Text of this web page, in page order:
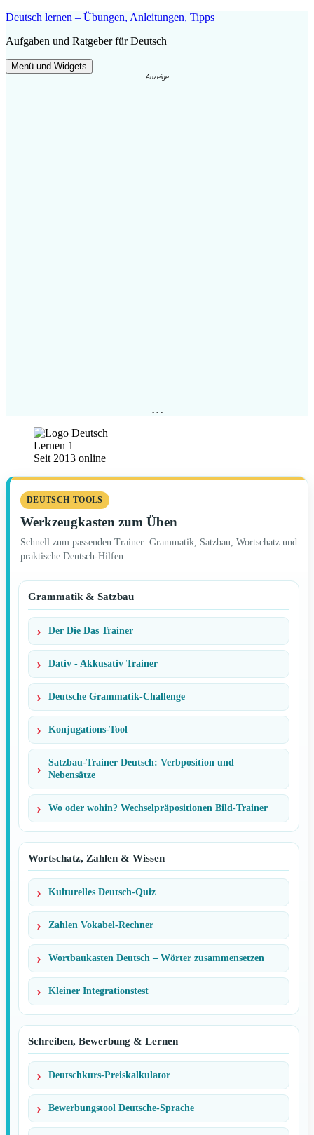
Zum
springen
Deutsch lernen – Übungen, Anleitungen, Tipps
Aufgaben und Ratgeber für Deutsch
Menü und Widgets
Seit 2013 online
DEUTSCH-TOOLS
Werkzeugkasten zum Üben
Schnell zum passenden Trainer: Grammatik, Satzbau, Wortschatz und
praktische Deutsch-Hilfen.
Grammatik & Satzbau
Der Die Das Trainer
Dativ - Akkusativ Trainer
Deutsche Grammatik-Challenge
Konjugations-Tool
Satzbau-Trainer Deutsch: Verbposition und
Nebensätze
Wo oder wohin? Wechselpräpositionen Bild-Trainer
Wortschatz, Zahlen & Wissen
Kulturelles Deutsch-Quiz
Zahlen Vokabel-Rechner
Wortbaukasten Deutsch – Wörter zusammensetzen
Kleiner Integrationstest
Schreiben, Bewerbung & Lernen
Deutschkurs-Preiskalkulator
Bewerbungstool Deutsche-Sprache